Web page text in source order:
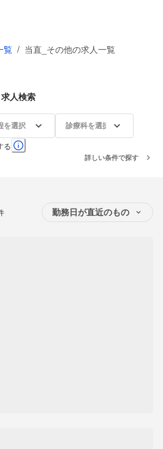
覧 / 当直_その他の求人一覧
人検索
を選択 診療科を選択
る
詳しい条件で探す
勤務日が直近のもの